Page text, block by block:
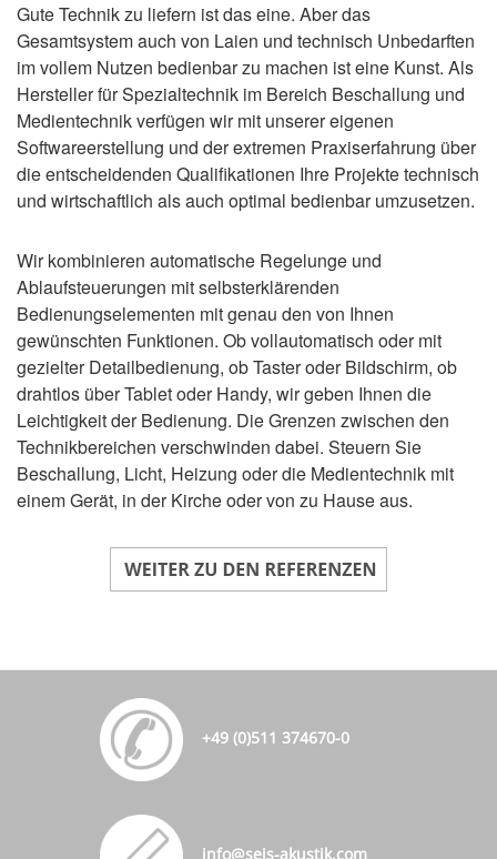
Gute Technik zu liefern ist das eine. Aber das
Gesamtsystem auch von Laien und technisch Unbedarften
im vollem Nutzen bedienbar zu machen ist eine Kunst. Als
Hersteller für Spezialtechnik im Bereich Beschallung und
Medientechnik verfügen wir mit unserer eigenen
Softwareerstellung und der extremen Praxiserfahrung über
die entscheidenden Qualifikationen Ihre Projekte technisch
und wirtschaftlich als auch optimal bedienbar umzusetzen.
Wir kombinieren automatische Regelunge und
Ablaufsteuerungen mit selbsterklärenden
Bedienungselementen mit genau den von Ihnen
gewünschten Funktionen. Ob vollautomatisch oder mit
gezielter Detailbedienung, ob Taster oder Bildschirm, ob
drahtlos über Tablet oder Handy, wir geben Ihnen die
Leichtigkeit der Bedienung. Die Grenzen zwischen den
Technikbereichen verschwinden dabei. Steuern Sie
Beschallung, Licht, Heizung oder die Medientechnik mit
einem Gerät, in der Kirche oder von zu Hause aus.
+49 (0)511 374670-0
info@seis-akustik.com